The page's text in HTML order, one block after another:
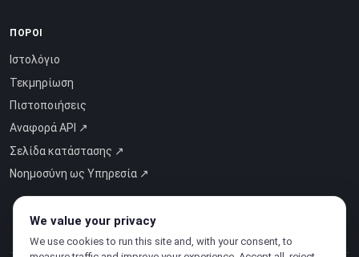
ΠΌΡΟΙ
Ιστολόγιο
Τεκμηρίωση
Πιστοποιήσεις
Αναφορά API ↗
Σελίδα κατάστασης ↗
Νοημοσύνη ως Υπηρεσία ↗
We value your privacy
We use cookies to run this site and, with your consent, to